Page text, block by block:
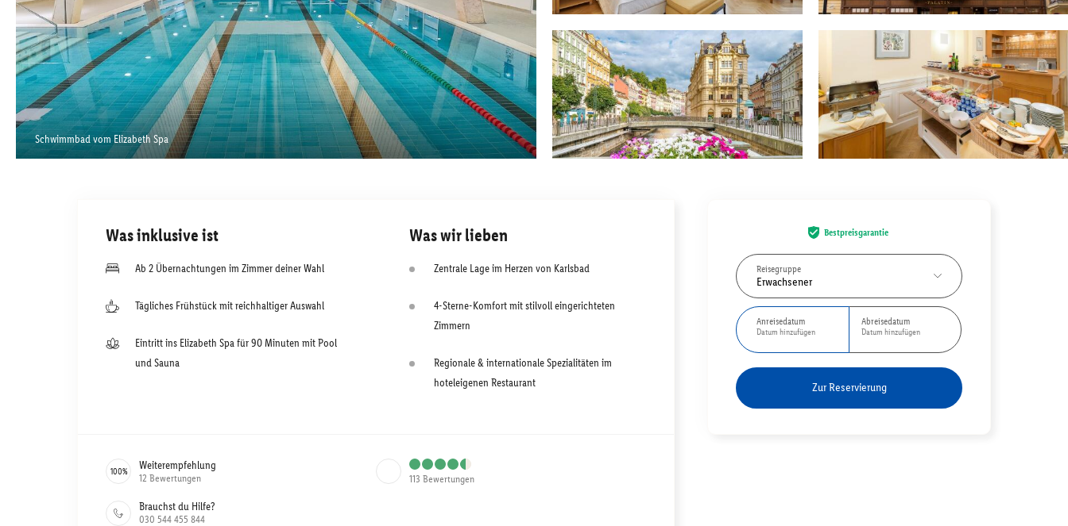
Schwimmbad vom Elizabeth Spa
Bestpreisgarantie
Reisegruppe
Erwachsener
Anreisedatum
Datum hinzufügen
Abreisedatum
Datum hinzufügen
Zur Reservierung
Was inklusive ist
Ab 2 Übernachtungen im Zimmer deiner Wahl
Tägliches Frühstück mit reichhaltiger Auswahl
Eintritt ins Elizabeth Spa für 90 Minuten mit Pool
und Sauna
Was wir lieben
Zentrale Lage im Herzen von Karlsbad
4-Sterne-Komfort mit stilvoll eingerichteten
Zimmern
Regionale & internationale Spezialitäten im
hoteleigenen Restaurant
100% Weiterempfehlung
12 Bewertungen 113 Bewertungen
Brauchst du Hilfe?
030 544 455 844